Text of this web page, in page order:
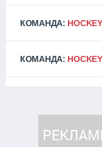
КОМАНДА:
КОМАНДА: